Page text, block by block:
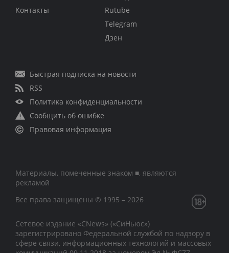
Контакты
Rutube
Telegram
Дзен
Быстрая подписка на новости
RSS
Политика конфиденциальности
Сообщить об ошибке
Правовая информация
Материалы, помеченные знаком ■, являются
рекламой
Все права защищены © 1995 – 2026
Сетевое издание «CNews» («СиНьюс»)
зарегистрировано Федеральной службой по надзору в
сфере связи, информационных технологий и массовых